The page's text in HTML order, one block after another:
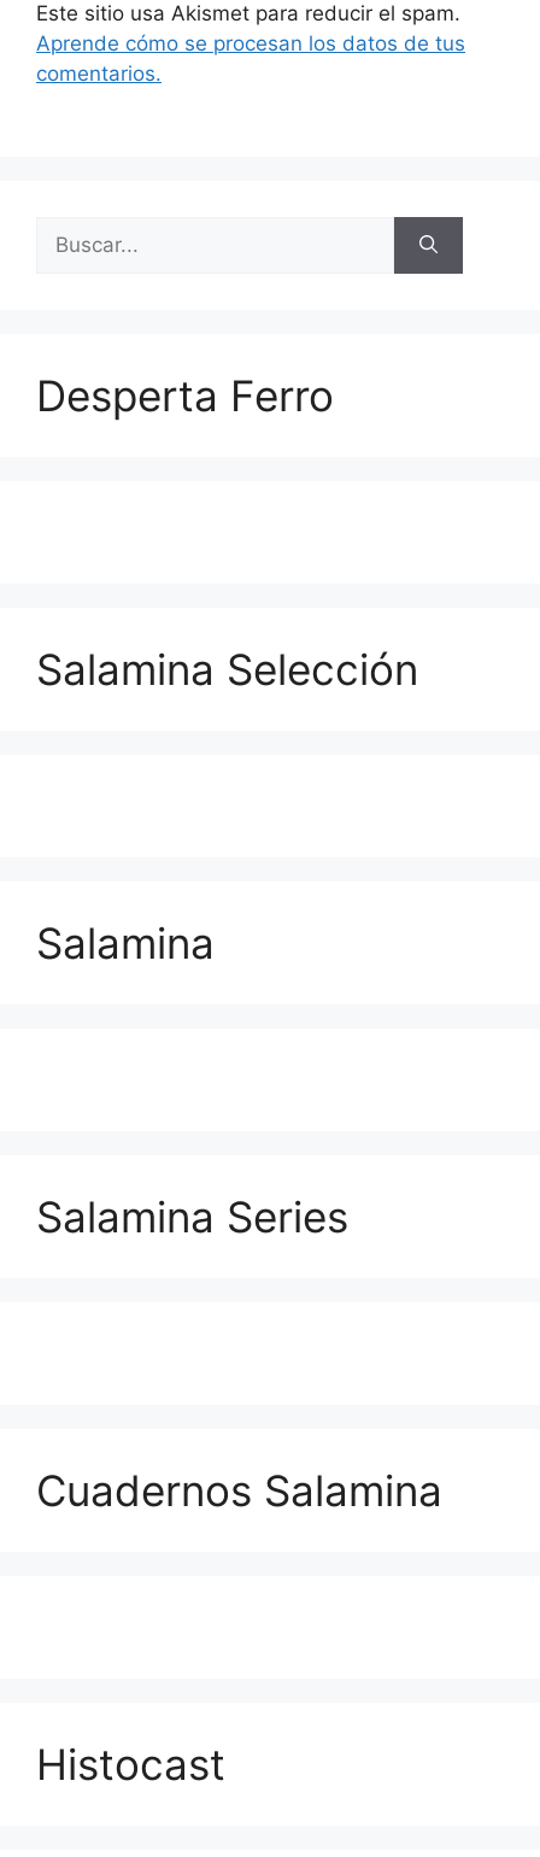
Este sitio usa Akismet para reducir el spam.
Aprende cómo se procesan los datos de tus
comentarios.
Desperta Ferro
Salamina Selección
Salamina
Salamina Series
Cuadernos Salamina
Histocast